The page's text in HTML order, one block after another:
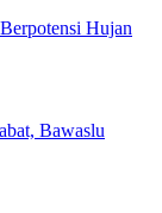
Hujan
Bawaslu